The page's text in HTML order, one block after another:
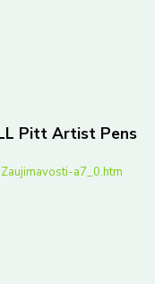
Pitt Artist Pens
a7_0.htm